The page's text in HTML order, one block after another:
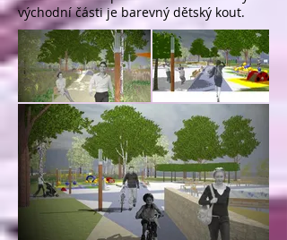
východní části je barevný dětský kout.